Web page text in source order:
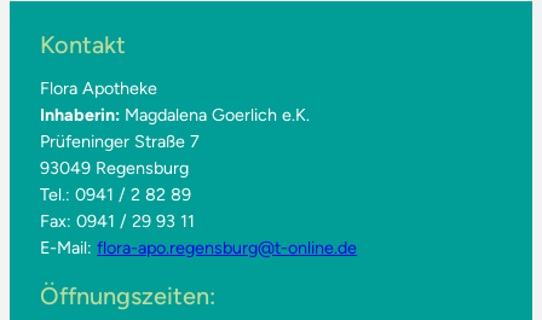
Kontakt
Flora Apotheke
Inhaberin: Magdalena Goerlich e.K.
Prüfeninger Straße 7
93049 Regensburg
Tel.: 0941 / 2 82 89
Fax: 0941 / 29 93 11
E-Mail:flora-apo.regensburg@t-online.de
Öffnungszeiten: